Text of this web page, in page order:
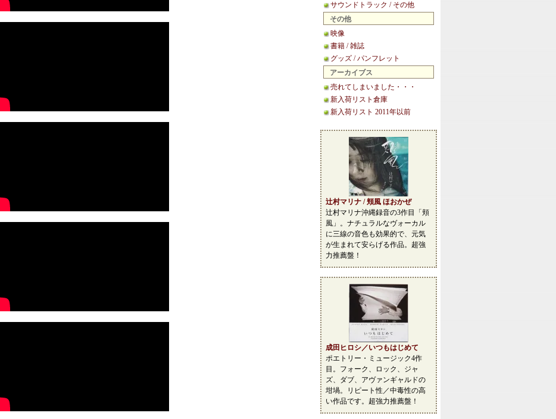
サウンドトラック / その他
その他
映像
書籍 / 雑誌
グッズ / パンフレット
アーカイブス
売れてしまいました・・・
新入荷リスト倉庫
新入荷リスト 2011年以前
辻村マリナ / 頬風 ほおかぜ
辻村マリナ沖縄録音の3作目「頬
風」。ナチュラルなヴォーカル
に三線の音色も効果的で、元気
が生まれて安らげる作品。超強
力推薦盤！
成田ヒロシ／いつもはじめて
ポエトリー・ミュージック4作
目。フォーク、ロック、ジャ
ズ、ダブ、アヴァンギャルドの
坩堝。リピート性／中毒性の高
い作品です。超強力推薦盤！